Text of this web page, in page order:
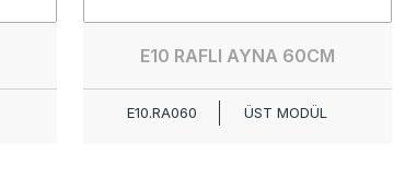
E10 RAFLI AYNA 60CM
E10.RA060 ÜST MODÜL